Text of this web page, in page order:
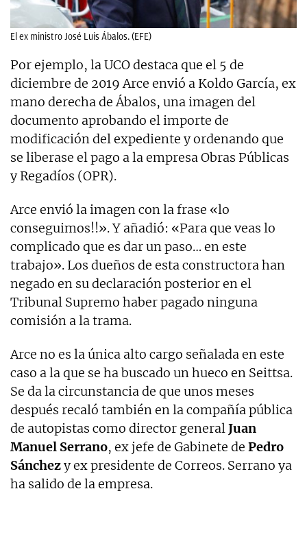
El ex ministro José Luis Ábalos. (EFE)
Por ejemplo, la UCO destaca que el 5 de
diciembre de 2019 Arce envió a Koldo García, ex
mano derecha de Ábalos, una imagen del
documento aprobando el importe de
modificación del expediente y ordenando que
se liberase el pago a la empresa Obras Públicas
y Regadíos (OPR).
Arce envió la imagen con la frase «lo
conseguimos!!». Y añadió: «Para que veas lo
complicado que es dar un paso… en este
trabajo». Los dueños de esta constructora han
negado en su declaración posterior en el
Tribunal Supremo haber pagado ninguna
comisión a la trama.
Arce no es la única alto cargo señalada en este
caso a la que se ha buscado un hueco en Seittsa.
Se da la circunstancia de que unos meses
después recaló también en la compañía pública
de autopistas como director general Juan
Manuel Serrano, ex jefe de Gabinete de Pedro
Sánchezy ex presidente de Correos. Serrano ya
ha salido de la empresa.